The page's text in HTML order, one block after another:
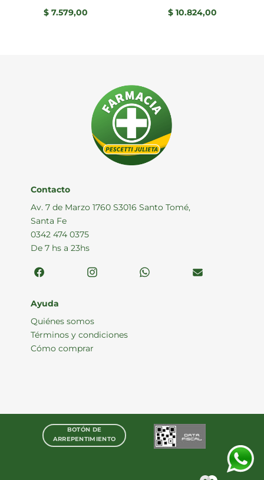
$7.579,00 $ 10.824,00
Contacto
Av. 7 de Marzo 1760 S3016 Santo Tomé,
Santa Fe
0342 474 0375
De 7 hs a 23hs
Ayuda
Quiénes somos
Términos y condiciones
Cómo comprar
BOTÓN DE
ARREPENTIMIENTO